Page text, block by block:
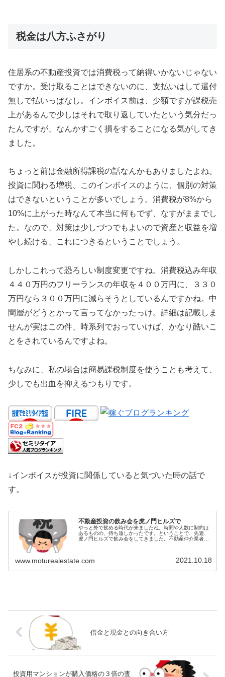
税金は八方ふさがり
住居系の不動産投資では消費税って納得いかないじゃない
ですか。受け取ることはできないのに、支払いはして還付
無しで払いっぱなし。インボイス前は、少額ですが課税売
上があるんで少しはそれで取り返していたという気分だっ
たんですが、なんかすごく損をすることになる気がしてき
ました。
ちょっと前は金融所得課税の話なんかもありましたよね。
投資に関わる増税、このインボイスのように、個別の対策
はできないということが多いでしょう。消費税が8%から
10%に上がった時なんて本当に何もでず、なすがままでし
た。なので、対策は少しづつでもよいので資産と収益を増
やし続ける、これにつきるということでしょう。
しかしこれって恐ろしい制度変更ですね。消費税込み年収
４４０万円のフリーランスの年収を４００万円に、３３０
万円なら３００万円に減らそうとしているんですかね。中
間層がどうとかって言ってなかったっけ。詳細は記載しま
せんが実はこの件、時系列でおっていけば、かなり酷いこ
とをされているんですよね。
ちなみに、私の場合は簡易課税制度を使うことも考えて、
少しでも出血を抑えるつもりです。
↓インボイスが投資に関係していると気づいた時の話で
す。
不動産投資の飲み会を虎ノ門ヒルズで
やっと外で飲める時代が来ましたね。時間や人数に制約は
あるものの、待ち遠しかったです。ということで、先週、
虎ノ門ヒルズで飲み会をしてきました。不動産仲介業者で
www.moturealestate.com 2021.10.18
借金と現金との向き合い方
投資用マンションが購入価格の３倍の査